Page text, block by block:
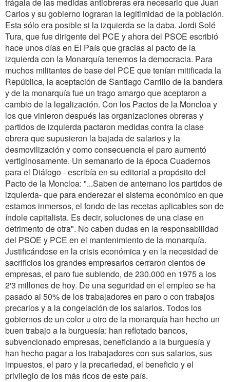
Carlos y su gobierno lograran la legitimidad de la población.
Esta sólo era posible si la izquierda se la daba. Jordi Solé
Tura, que fue dirigente del PCE y ahora del PSOE escribió
hace unos días en El País que gracias al pacto de la
izquierda con la Monarquía tenemos la democracia. Para
muchos militantes de base del PCE que tenían mitificada la
República, la aceptación de Santiago Carrillo de la bandera
y de la monarquía fue un trago amargo que aceptaron a
cambio de la legalización. Con los Pactos de la Moncloa y
los que vinieron después las organizaciones obreras y
partidos de izquierda pactaron medidas contra la clase
obrera que supusieron la bajada de salarios y la
desmovilización y como consecuencia el paro aumentó
vertiginosamente. Un semanario de la época Cuadernos
para el Diálogo - escribía en su editorial a propósito del
Pacto de la Moncloa: "...Saben de antemano los partidos de
izquierda- que para enderezar el sistema económico en que
estamos inmersos, el fondo de las recetas aplicables son de
índole capitalista. Es decir, soluciones de una clase en
detrimento de otra". No caben dudas en la responsabilidad
del PSOE y PCE en el mantenimiento de la monarquía.
Justificándose en la crisis económica y en la necesidad de
sacrificios los grandes empresarios cerraron cientos de
empresas, el paro fue subiendo, de 230.000 en 1975 a los
2'3 millones de hoy. De una seguridad en el empleo se ha
pasado al 50% de los trabajadores en paro o con trabajos
precarios y a la congelación de los salarios. Todos los
gobiernos de un color u otro de la monarquía han hecho un
buen trabajo a la burguesía: han reflotado bancos,
subvencionado empresas, beneficiando a la burguesía y
han hecho pagar a los trabajadores con sus salarios, sus
impuestos, el paro y la precariedad, el beneficio y el
privilegio de los más ricos de este país.